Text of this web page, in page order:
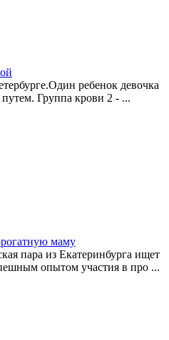
ребенок девочка
Группа крови 2 - ...
маму
пара из Екатеринбурга ищет
опытом участия в про ...